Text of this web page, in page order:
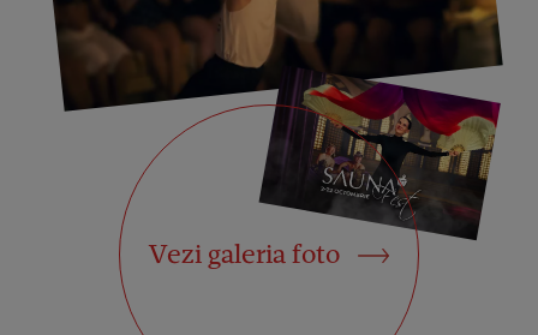
Vezi galeria foto